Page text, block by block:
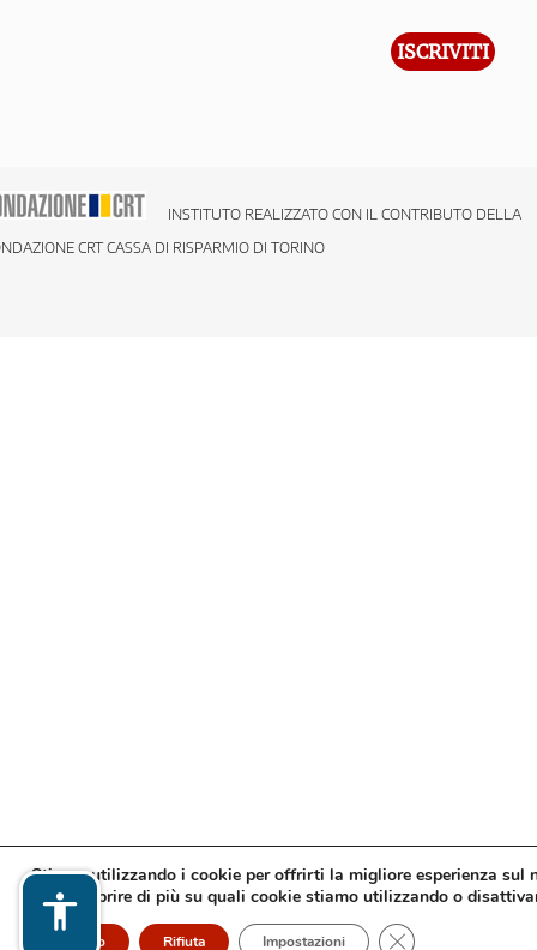
INSTITUTO REALIZZATO CON IL CONTRIBUTO DELLA
CRT CASSA DI RISPARMIO DI TORINO
Stiamo utilizzando i cookie per offrirti la migliore esperienza sul
Puoi scoprire di più su quali cookie stiamo utilizzando o
Accetto Rifiuta Impostazioni Close GDPR